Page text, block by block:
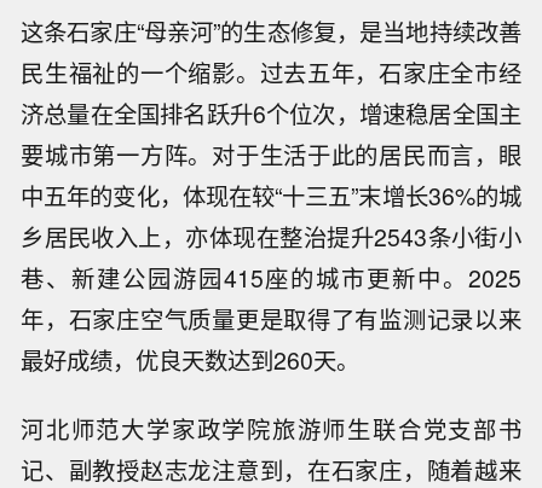
这条石家庄“母亲河”的生态修复，是当地持续改善
民生福祉的一个缩影。过去五年，石家庄全市经
济总量在全国排名跃升6个位次，增速稳居全国主
要城市第一方阵。对于生活于此的居民而言，眼
中五年的变化，体现在较“十三五”末增长36%的城
乡居民收入上，亦体现在整治提升2543条小街小
巷、新建公园游园415座的城市更新中。2025
年，石家庄空气质量更是取得了有监测记录以来
最好成绩，优良天数达到260天。
河北师范大学家政学院旅游师生联合党支部书
记、副教授赵志龙注意到，在石家庄，随着越来